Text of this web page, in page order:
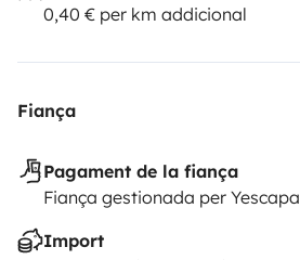
0,40 € per km addicional
Fiança
Pagament de la fiança
Fiança gestionada per Yescapa
Import